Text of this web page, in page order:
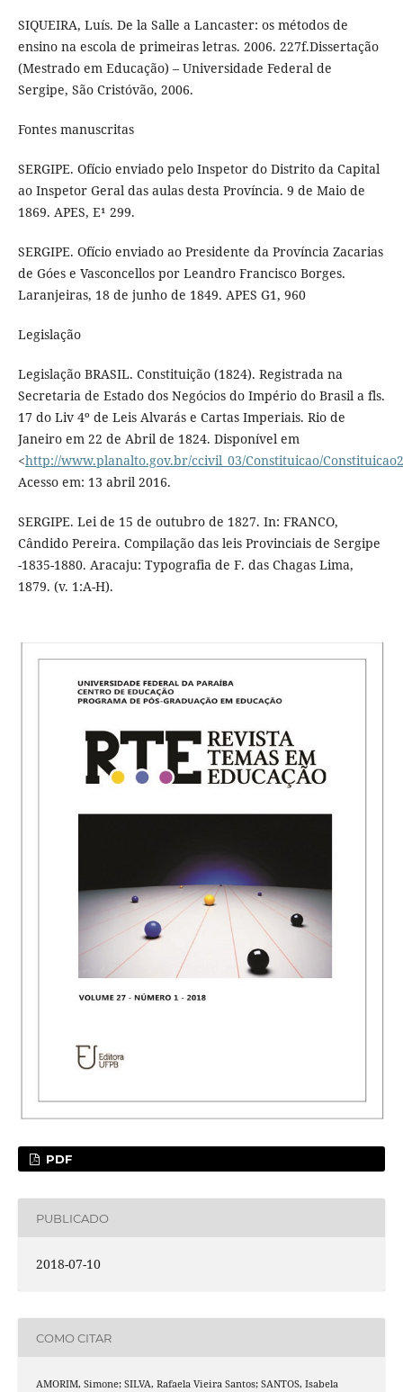
SIQUEIRA, Luís. De la Salle a Lancaster: os métodos de
ensino na escola de primeiras letras. 2006. 227f.Dissertação
(Mestrado em Educação) – Universidade Federal de
Sergipe, São Cristóvão, 2006.
Fontes manuscritas
SERGIPE. Ofício enviado pelo Inspetor do Distrito da Capital
ao Inspetor Geral das aulas desta Província. 9 de Maio de
1869. APES, E¹ 299.
SERGIPE. Ofício enviado ao Presidente da Província Zacarias
de Góes e Vasconcellos por Leandro Francisco Borges.
Laranjeiras, 18 de junho de 1849. APES G1, 960
Legislação
Legislação BRASIL. Constituição (1824). Registrada na
Secretaria de Estado dos Negócios do Império do Brasil a fls.
17 do Liv 4º de Leis Alvarás e Cartas Imperiais. Rio de
Janeiro em 22 de Abril de 1824. Disponível em
<http://www.planalto.gov.br/ccivil_03/Constituicao/
Acesso em: 13 abril 2016.
SERGIPE. Lei de 15 de outubro de 1827. In: FRANCO,
Cândido Pereira. Compilação das leis Provinciais de Sergipe
-1835-1880. Aracaju: Typografia de F. das Chagas Lima,
1879. (v. 1:A-H).
PDF
PUBLICADO
2018-07-10
COMO CITAR
AMORIM, Simone; SILVA, Rafaela Vieira Santos; SANTOS, Isabela